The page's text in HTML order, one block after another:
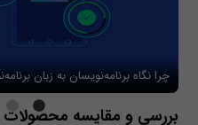
چرا نگاه برنامه‌نویسان به زبان
بررسی و مقایسه